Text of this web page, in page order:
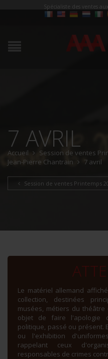
Spécialiste des ventes
7 AVRIL
Accueil
Session de ventes
Jean-Pierre Chantrain
7 avril
Session de ventes Printemps
Le matériel allemand
collection, destinées
musées, métiers du
objet de faire l'apologie
politique, passé ou présent.
ou l'exhibition
rappelant ceux
responsables de crimes